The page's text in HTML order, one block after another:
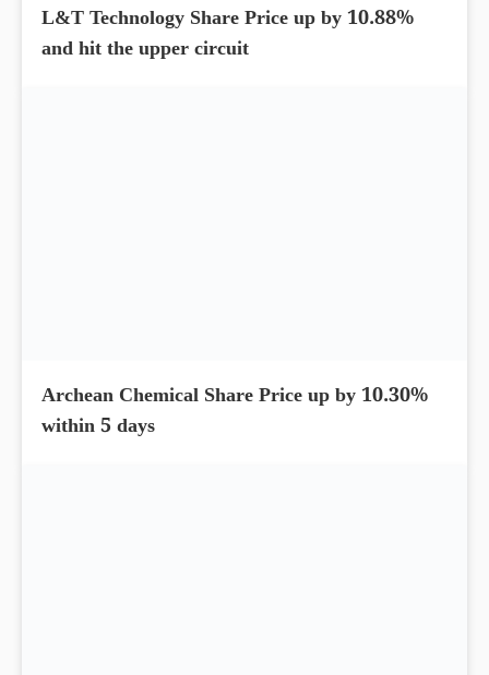
L&T Technology Share Price up by 10.88%
and hit the upper circuit
Archean Chemical Share Price up by 10.30%
within 5 days